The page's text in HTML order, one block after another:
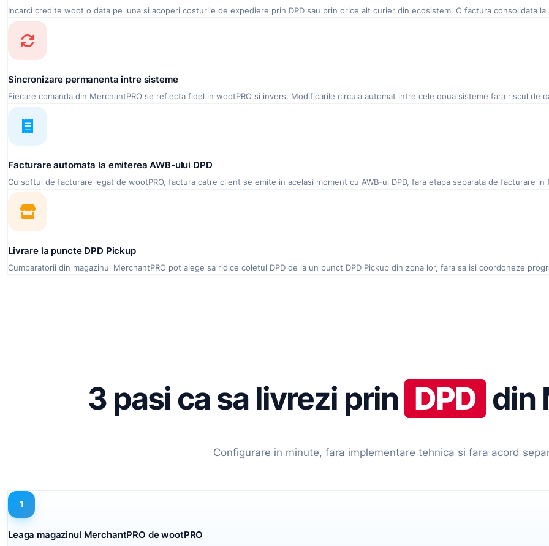
Incarci credite woot o data pe luna si acoperi costurile de expediere prin DPD sau prin orice alt curier din ecosistem. O factura consolidata
Sincronizare permanenta intre sisteme
Fiecare comanda din MerchantPRO se reflecta fidel in wootPRO si invers. Modificarile circula automat intre cele doua sisteme fara riscul de
Facturare automata la emiterea AWB-ului DPD
Cu softul de facturare legat de wootPRO, factura catre client se emite in acelasi moment cu AWB-ul DPD, fara etapa separata de facturare in
Livrare la puncte DPD Pickup
Cumparatorii din magazinul MerchantPRO pot alege sa ridice coletul DPD de la un punct DPD Pickup din zona lor, fara sa isi coordoneze
3 pasi ca sa livrezi prin DPD din
Configurare in minute, fara implementare tehnica si fara acord
1
Leaga magazinul MerchantPRO de wootPRO